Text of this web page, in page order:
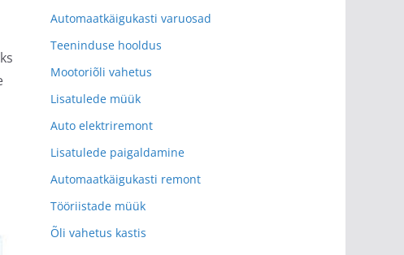
Automaatkäigukasti varuosad
Teeninduse hooldus
Mootoriõli vahetus
Lisatulede müük
Auto elektriremont
Lisatulede paigaldamine
Automaatkäigukasti remont
Tööriistade müük
Õli vahetus kastis